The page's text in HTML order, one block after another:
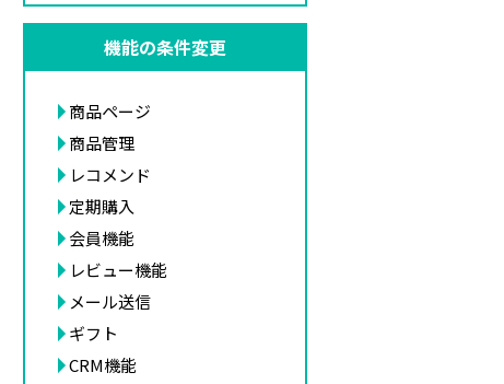
機能の条件変更
商品ページ
商品管理
レコメンド
定期購入
会員機能
レビュー機能
メール送信
ギフト
CRM機能